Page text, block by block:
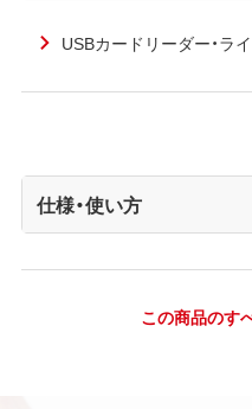
USBカードリーダー・ラ
仕様・使い方
この商品のす